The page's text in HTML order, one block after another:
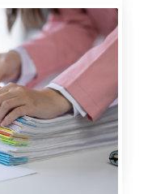
objetivo
el
de las
1 de